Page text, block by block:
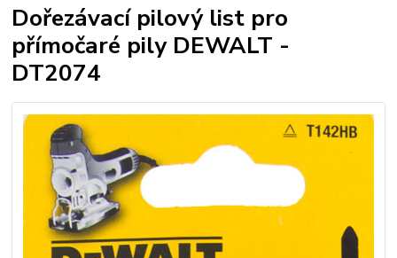
Dořezávací pilový list pro
přímočaré pily DEWALT -
DT2074